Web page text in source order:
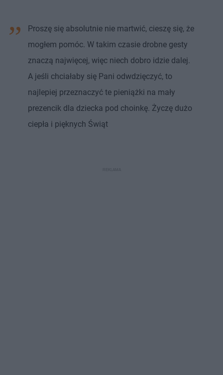
Proszę się absolutnie nie martwić, cieszę się, że
mogłem pomóc. W takim czasie drobne gesty
znaczą najwięcej, więc niech dobro idzie dalej.
A jeśli chciałaby się Pani odwdzięczyć, to
najlepiej przeznaczyć te pieniążki na mały
prezencik dla dziecka pod choinkę. Życzę dużo
ciepła i pięknych Świąt